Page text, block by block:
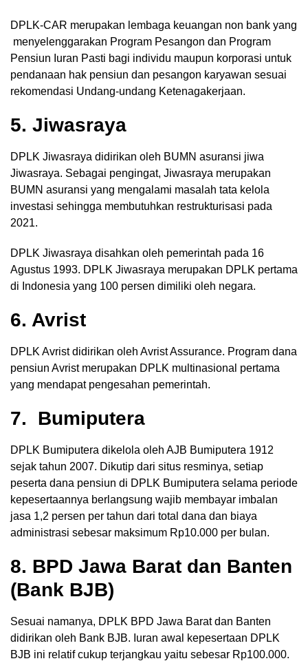
DPLK-CAR merupakan lembaga keuangan non bank yang
menyelenggarakan Program Pesangon dan Program
Pensiun Iuran Pasti bagi individu maupun korporasi untuk
pendanaan hak pensiun dan pesangon karyawan sesuai
rekomendasi Undang-undang Ketenagakerjaan.
5. Jiwasraya
DPLK Jiwasraya didirikan oleh BUMN asuransi jiwa
Jiwasraya. Sebagai pengingat, Jiwasraya merupakan
BUMN asuransi yang mengalami masalah tata kelola
investasi sehingga membutuhkan restrukturisasi pada
2021.
DPLK Jiwasraya disahkan oleh pemerintah pada 16
Agustus 1993. DPLK Jiwasraya merupakan DPLK pertama
di Indonesia yang 100 persen dimiliki oleh negara.
6. Avrist
DPLK Avrist didirikan oleh Avrist Assurance. Program dana
pensiun Avrist merupakan DPLK multinasional pertama
yang mendapat pengesahan pemerintah.
7. Bumiputera
DPLK Bumiputera dikelola oleh AJB Bumiputera 1912
sejak tahun 2007. Dikutip dari situs resminya, setiap
peserta dana pensiun di DPLK Bumiputera selama periode
kepesertaannya berlangsung wajib membayar imbalan
jasa 1,2 persen per tahun dari total dana dan biaya
administrasi sebesar maksimum Rp10.000 per bulan.
8. BPD Jawa Barat dan Banten
(Bank BJB)
Sesuai namanya, DPLK BPD Jawa Barat dan Banten
didirikan oleh Bank BJB. Iuran awal kepesertaan DPLK
BJB ini relatif cukup terjangkau yaitu sebesar Rp100.000.